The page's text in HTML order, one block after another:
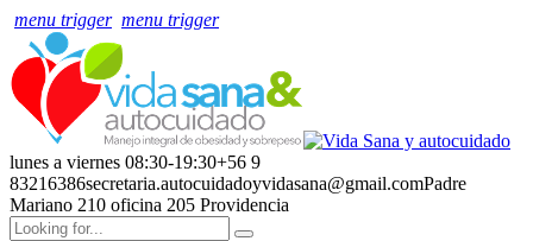
menu trigger menu trigger
lunes a viernes 08:30-19:30+56 9
83216386secretaria.autocuidadoyvidasana@gmail.comPadre
Mariano 210 oficina 205 Providencia